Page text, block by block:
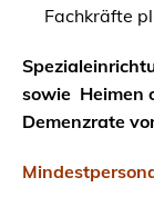
Fachkräfte
sowie Heimen
Demenzrate